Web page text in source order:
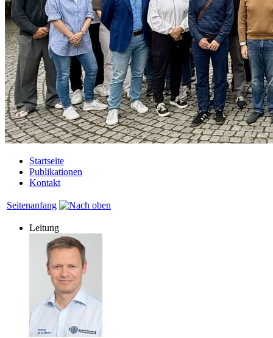
Startseite
Publikationen
Kontakt
Seitenanfang
Leitung